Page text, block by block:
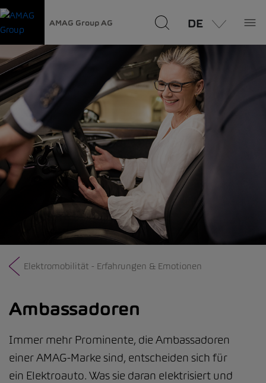
AMAG Group AG DE
Elektromobilität - Erfahrungen & Emotionen
Ambassadoren
Immer mehr Prominente, die Ambassadoren
einer AMAG-Marke sind, entscheiden sich für
ein Elektroauto. Was sie daran elektrisiert und